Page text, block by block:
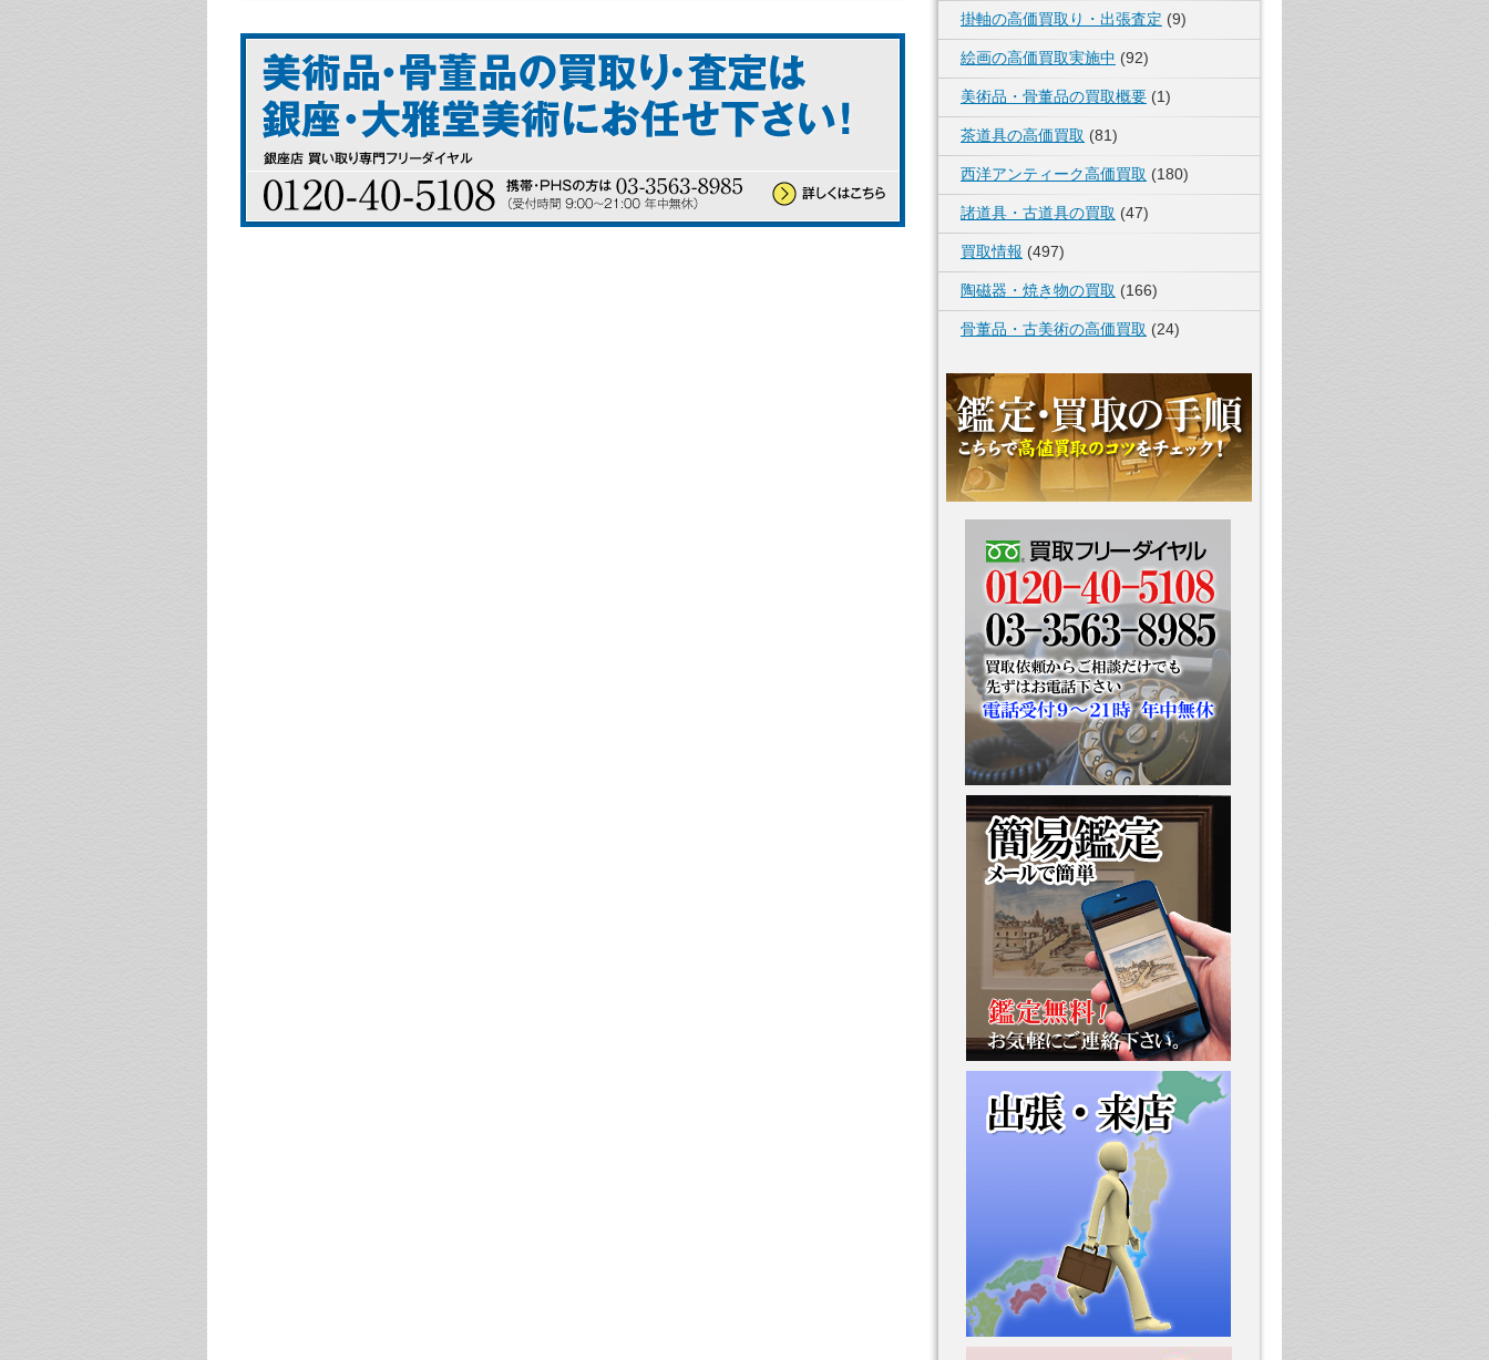
掛軸の高価買取り・出張査定 (9)
絵画の高価買取実施中 (92)
美術品・骨董品の買取概要 (1)
茶道具の高価買取 (81)
西洋アンティーク高価買取 (180)
諸道具・古道具の買取 (47)
買取情報 (497)
陶磁器・焼き物の買取 (166)
骨董品・古美術の高価買取 (24)